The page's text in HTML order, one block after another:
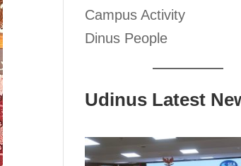
Campus Activity
Dinus People
Udinus Latest